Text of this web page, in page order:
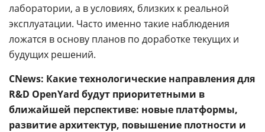
лаборатории, а в условиях, близких к реальной
эксплуатации. Часто именно такие наблюдения
ложатся в основу планов по доработке текущих и
будущих решений.
CNews: Какие технологические направления для
R&D OpenYard будут приоритетными в
ближайшей перспективе: новые платформы,
развитие архитектур, повышение плотности и